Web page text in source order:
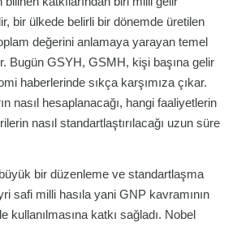
bir ülkede belirli bir dönemde üretilen
değerini anlamaya yarayan temel
Bugün GSYH, GSMH, kişi başına gelir
haberlerinde sıkça karşımıza çıkar.
nasıl hesaplanacağı, hangi faaliyetlerin
nasıl standartlaştırılacağı uzun süre
bir düzenleme ve standartlaşma
safi milli hasıla yani GNP kavramının
kullanılmasına katkı sağladı. Nobel